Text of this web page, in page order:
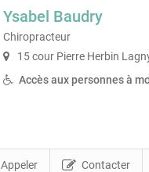
Ysabel Baudry
Chiropracteur
15 cour Pierre Herbin
Accès aux personnes à
Contacter
Appeler